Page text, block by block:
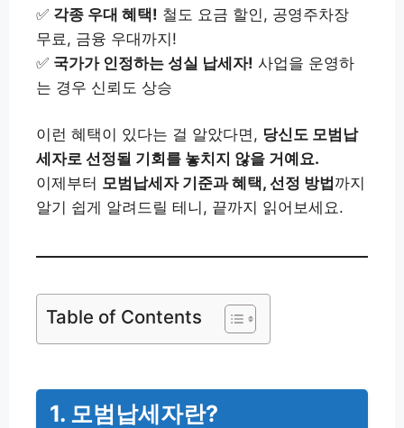
✅ 각종 우대 혜택! 철도 요금 할인, 공영주차장
무료, 금융 우대까지!
✅ 국가가 인정하는 성실 납세자! 사업을 운영하
는 경우 신뢰도 상승
이런 혜택이 있다는 걸 알았다면, 당신도 모범납
세자로 선정될 기회를 놓치지 않을 거예요.
이제부터 모범납세자 기준과 혜택, 선정 방법까지
알기 쉽게 알려드릴 테니, 끝까지 읽어보세요.
Table of Contents
1. 모범납세자란?